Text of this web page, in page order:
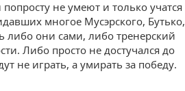
не умеют и только учатся
многое Мусэрского, Бутько,
либо они сами, либо тренерский
Либо просто не достучался до
не играть, а умирать за победу.